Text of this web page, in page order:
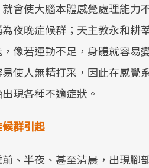
會使大腦本體感覺處理能力
夜晚症候群；天主教永和耕
像若運動不足，身體就容易
使人無精打采，因此在感覺
現各種不適症狀。
群引起
、半夜、甚至清晨，出現腳
面對超
邁向「
政策
照3.0
關注的
2025年
健康新
全面
良醫健
發，透
建立
改善行